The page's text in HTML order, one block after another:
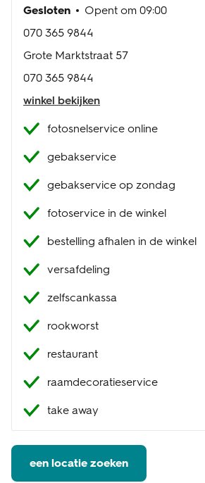
Gesloten
Opent om 09:00
070 365 9844
Grote Marktstraat 57
070 365 9844
winkel bekijken
fotosnelservice online
gebakservice
gebakservice op zondag
fotoservice in de winkel
bestelling afhalen in de winkel
versafdeling
zelfscankassa
rookworst
restaurant
raamdecoratieservice
take away
een locatie zoeken